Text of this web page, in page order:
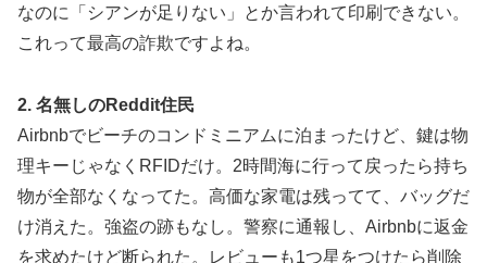
なのに「シアンが足りない」とか言われて印刷できない。
これって最高の詐欺ですよね。
2. 名無しのReddit住民
Airbnbでビーチのコンドミニアムに泊まったけど、鍵は物
理キーじゃなくRFIDだけ。2時間海に行って戻ったら持ち
物が全部なくなってた。高価な家電は残ってて、バッグだ
け消えた。強盗の跡もなし。警察に通報し、Airbnbに返金
を求めたけど断られた。レビューも1つ星をつけたら削除